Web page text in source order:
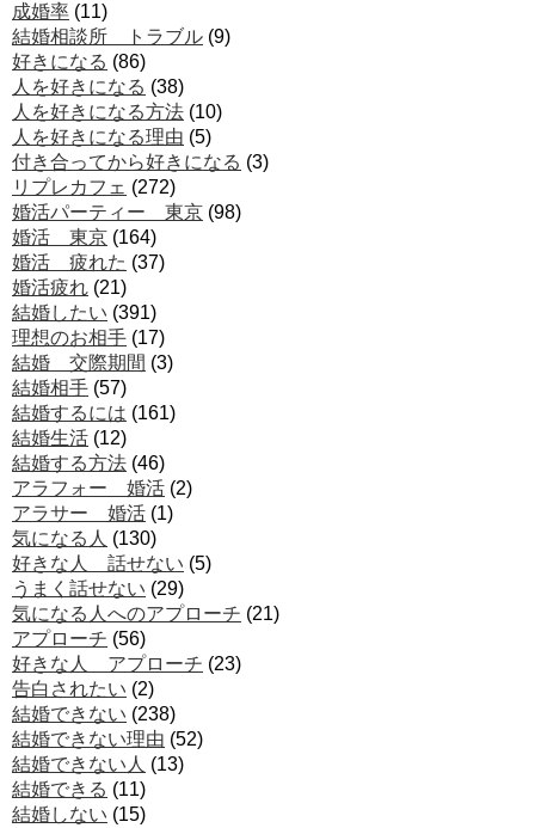
成婚率 (11)
結婚相談所 トラブル (9)
好きになる (86)
人を好きになる (38)
人を好きになる方法 (10)
人を好きになる理由 (5)
付き合ってから好きになる (3)
リプレカフェ (272)
婚活パーティー 東京 (98)
婚活 東京 (164)
婚活 疲れた (37)
婚活疲れ (21)
結婚したい (391)
理想のお相手 (17)
結婚 交際期間 (3)
結婚相手 (57)
結婚するには (161)
結婚生活 (12)
結婚する方法 (46)
アラフォー 婚活 (2)
アラサー 婚活 (1)
気になる人 (130)
好きな人 話せない (5)
うまく話せない (29)
気になる人へのアプローチ (21)
アプローチ (56)
好きな人 アプローチ (23)
告白されたい (2)
結婚できない (238)
結婚できない理由 (52)
結婚できない人 (13)
結婚できる (11)
結婚しない (15)